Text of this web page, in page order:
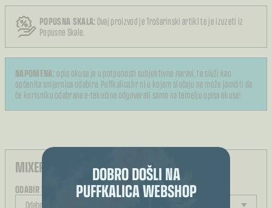
DOBRO DOŠLI NA
PUFFKALICA WEBSHOP
POPUSNA SKALA: Ovaj proizvod je Trošarinski artikl te je izuzeti iz
Popusne Skale.
NAPOMENA: opis okusa je u potpunosti subjektivne naravi, te služi kao
općenita smjernica odabira. Puffkalica.hr ni u kojem slučaju ne može jamčiti da
će korisniku odabrana e-tekućina odgovarati samo na temelju opisa okusa!
MIXER E-TEKUĆINA:
ODABIR VELIČINE BOČICE